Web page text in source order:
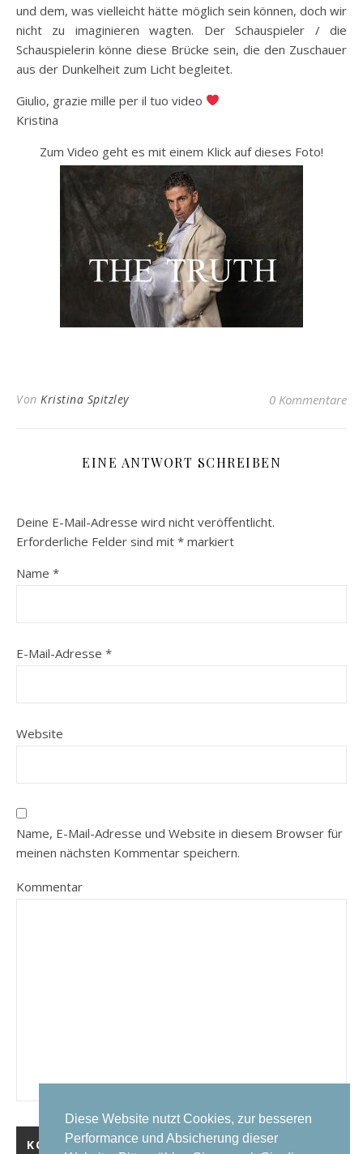
und dem, was vielleicht hätte möglich sein können, doch wir
nicht zu imaginieren wagten. Der Schauspieler / die
Schauspielerin könne diese Brücke sein, die den Zuschauer
aus der Dunkelheit zum Licht begleitet.
Giulio, grazie mille per il tuo video
Kristina
Zum Video geht es mit einem Klick auf dieses Foto!
Von Kristina Spitzley 0 Kommentare
EINE ANTWORT SCHREIBEN
Deine E-Mail-Adresse wird nicht veröffentlicht.
Erforderliche Felder sind mit * markiert
Name *
E-Mail-Adresse *
Website
Name, E-Mail-Adresse und Website in diesem Browser für
meinen nächsten Kommentar speichern.
Kommentar
Diese Website nutzt Cookies, zur besseren
Performance und Absicherung dieser